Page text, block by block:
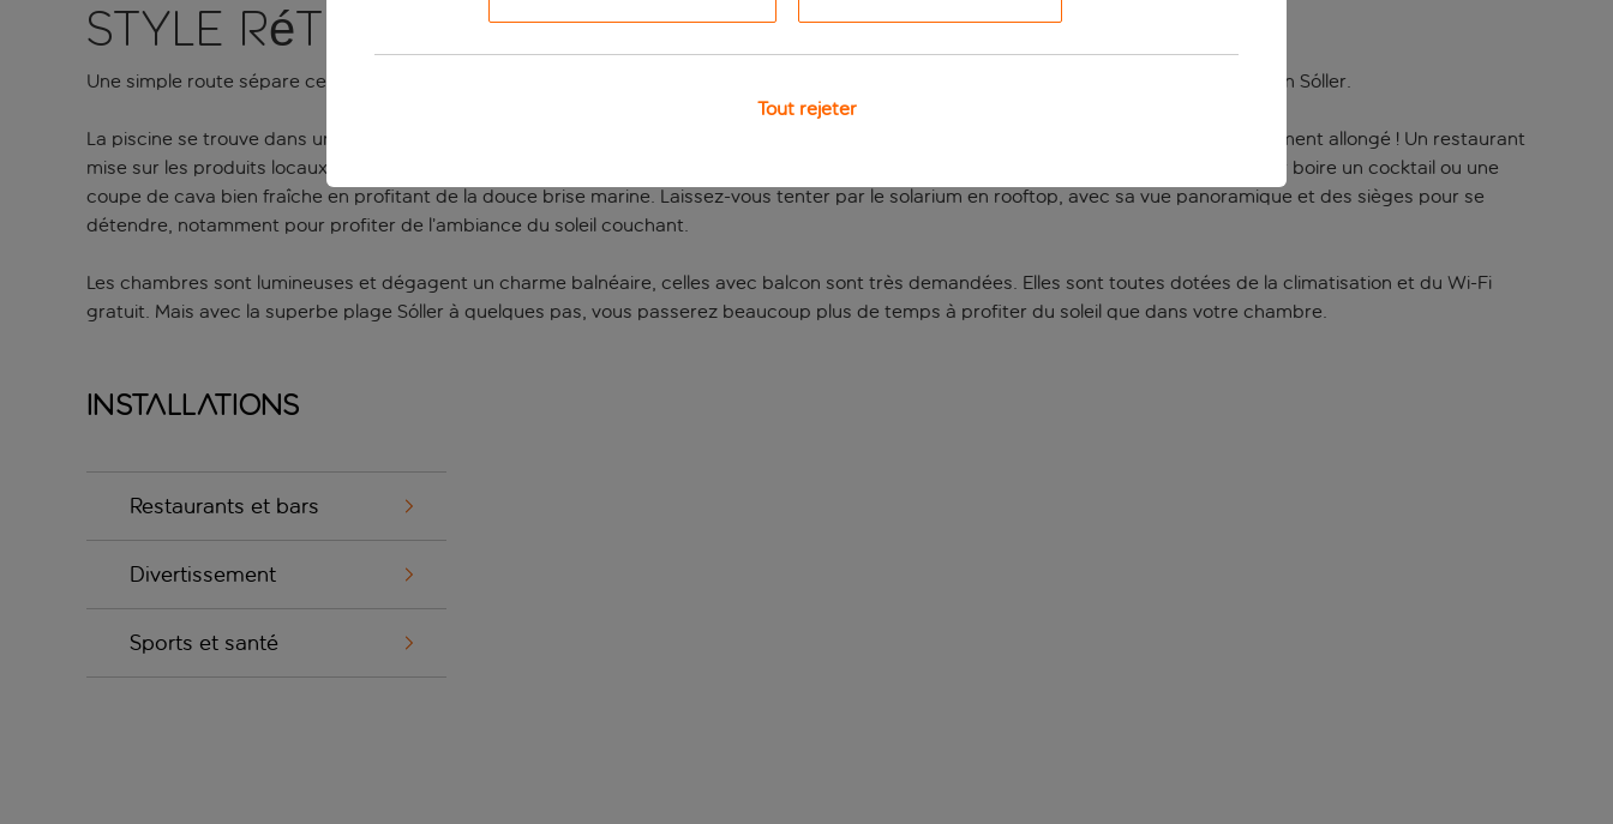
Style rétro et formidable bar en rooftop
Une simple route sépare cet hôtel boutique de la plage de Sóller, vous profiterez donc d’un emplacement idéal en séjournant à l’Hôtel Eden Sóller.
La piscine se trouve dans un endroit légèrement surélevé : si vous prenez le bon transat, vous pourrez admirer la vue sur la mer tranquillement allongé ! Un restaurant
mise sur les produits locaux pour créer un délicieux menu, tandis qu’un bar distinct est décoré de teintes nautiques. C’est le lieu idéal pour boire un cocktail ou une
coupe de cava bien fraîche en profitant de la douce brise marine. Laissez-vous tenter par le solarium en rooftop, avec sa vue panoramique et des sièges pour se
détendre, notamment pour profiter de l’ambiance du soleil couchant.
Les chambres sont lumineuses et dégagent un charme balnéaire, celles avec balcon sont très demandées. Elles sont toutes dotées de la climatisation et du Wi-Fi
gratuit. Mais avec la superbe plage Sóller à quelques pas, vous passerez beaucoup plus de temps à profiter du soleil que dans votre chambre.
Installations
Restaurants et bars
Divertissement
Sports et santé
Tout rejeter